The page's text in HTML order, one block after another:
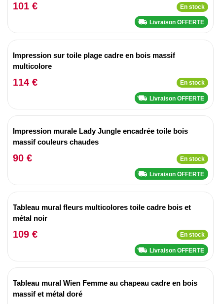
101 € En stock
Livraison OFFERTE
Impression sur toile plage cadre en bois massif
multicolore
114 € En stock
Livraison OFFERTE
Impression murale Lady Jungle encadrée toile bois
massif couleurs chaudes
90 € En stock
Livraison OFFERTE
Tableau mural fleurs multicolores toile cadre bois et
métal noir
109 € En stock
Livraison OFFERTE
Tableau mural Wien Femme au chapeau cadre en bois
massif et métal doré